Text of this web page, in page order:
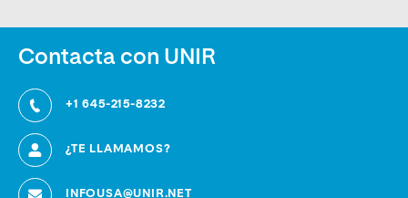
Contacta con UNIR
+1 645-215-8232
¿TE LLAMAMOS?
INFOUSA@UNIR.NET